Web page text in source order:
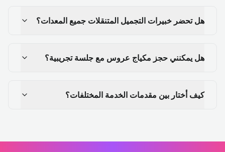
هل تحضر خبيرات التجميل المتنقلات جميع المعدات؟
هل يمكنني حجز مكياج عروس مع جلسة تجريبية؟
كيف أختار بين مقدمات الخدمة المختلفات؟